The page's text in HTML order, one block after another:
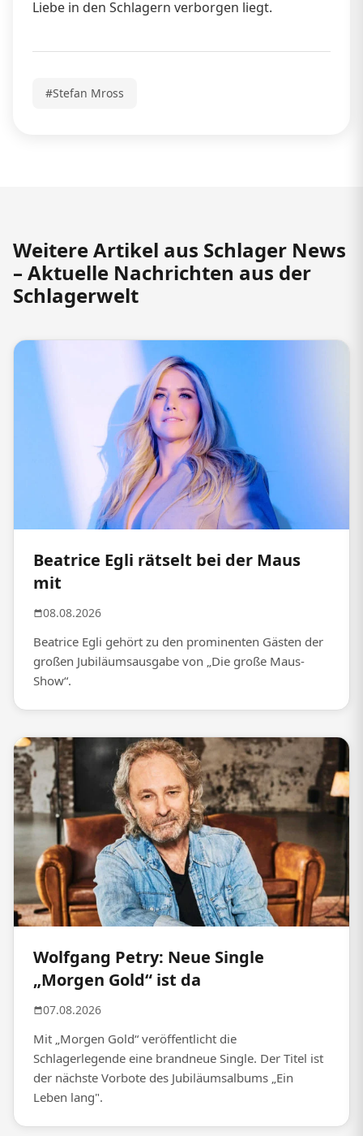
Liebe in den Schlagern verborgen liegt.
#Stefan Mross
Weitere Artikel aus Schlager News
– Aktuelle Nachrichten aus der
Schlagerwelt
Beatrice Egli rätselt bei der Maus
mit
08.08.2026
Beatrice Egli gehört zu den prominenten Gästen der
großen Jubiläumsausgabe von „Die große Maus-
Show“.
Wolfgang Petry: Neue Single
„Morgen Gold“ ist da
07.08.2026
Mit „Morgen Gold“ veröffentlicht die
Schlagerlegende eine brandneue Single. Der Titel ist
der nächste Vorbote des Jubiläumsalbums „Ein
Leben lang".